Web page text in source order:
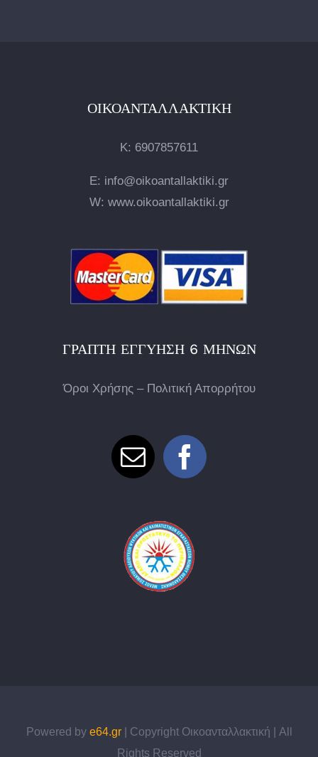
ΟΙΚΟΑΝΤΑΛΛΑΚΤΙΚΉ
Κ: 6907857611
E: info@oikoantallaktiki.gr
W: www.oikoantallaktiki.gr
ΓΡΑΠΤΉ ΕΓΓΎΗΣΗ 6 ΜΗΝΏΝ
Όροι Χρήσης – Πολιτική Απορρήτου
Powered by e64.gr| Copyright Οικοανταλλακτική | All
Rights Reserved